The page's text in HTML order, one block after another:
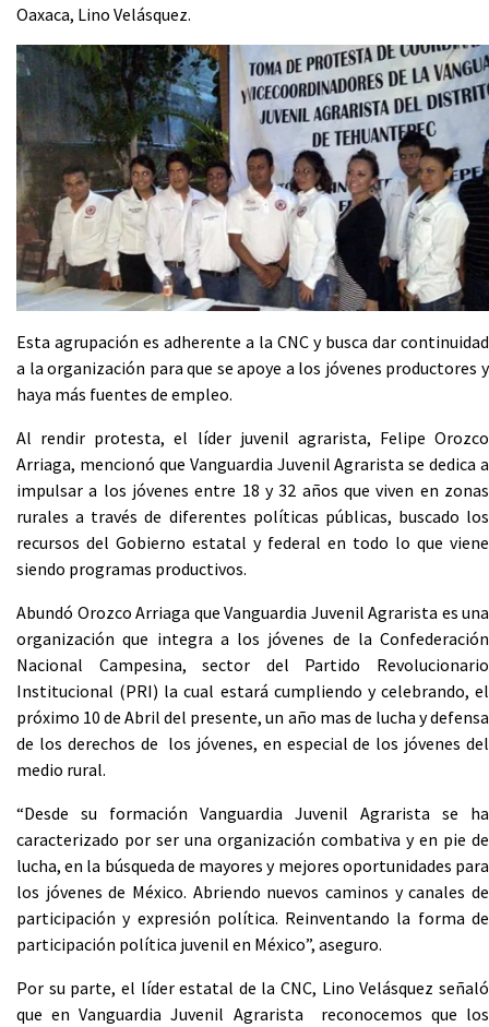
Oaxaca, Lino Velásquez.
Esta agrupación es adherente a la CNC y busca dar continuidad
a la organización para que se apoye a los jóvenes productores y
haya más fuentes de empleo.
Al rendir protesta, el líder juvenil agrarista, Felipe Orozco
Arriaga, mencionó que Vanguardia Juvenil Agrarista se dedica a
impulsar a los jóvenes entre 18 y 32 años que viven en zonas
rurales a través de diferentes políticas públicas, buscado los
recursos del Gobierno estatal y federal en todo lo que viene
siendo programas productivos.
Abundó Orozco Arriaga que Vanguardia Juvenil Agrarista es una
organización que integra a los jóvenes de la Confederación
Nacional Campesina, sector del Partido Revolucionario
Institucional (PRI) la cual estará cumpliendo y celebrando, el
próximo 10 de Abril del presente, un año mas de lucha y defensa
de los derechos de los jóvenes, en especial de los jóvenes del
medio rural.
“Desde su formación Vanguardia Juvenil Agrarista se ha
caracterizado por ser una organización combativa y en pie de
lucha, en la búsqueda de mayores y mejores oportunidades para
los jóvenes de México. Abriendo nuevos caminos y canales de
participación y expresión política. Reinventando la forma de
participación política juvenil en México”, aseguro.
Por su parte, el líder estatal de la CNC, Lino Velásquez señaló
que en Vanguardia Juvenil Agrarista reconocemos que los